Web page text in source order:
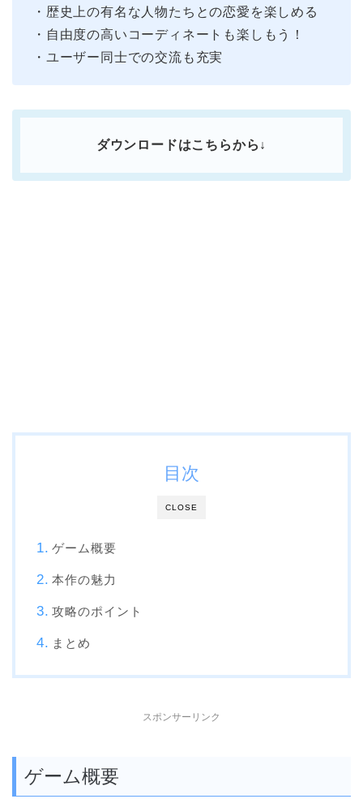
・歴史上の有名な人物たちとの恋愛を楽しめる
・自由度の高いコーディネートも楽しもう！
・ユーザー同士での交流も充実
ダウンロードはこちらから↓
CLOSE
目次
ゲーム概要
本作の魅力
攻略のポイント
まとめ
スポンサーリンク
ゲーム概要